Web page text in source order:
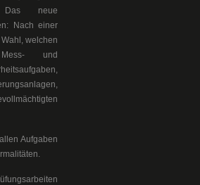
Das neue
Nach einer
welchen
und
Aufgaben